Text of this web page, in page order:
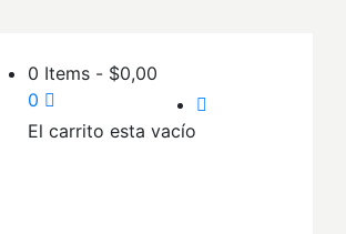
0 Items - $0,00
0
El carrito esta vacío